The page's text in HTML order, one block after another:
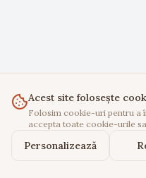
Acest site folosește
Folosim cookie-uri pentru a
accepta toate cookie-urile
Personalizează